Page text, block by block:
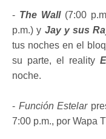
- The Wall(7:00
p.m.) y Jay y sus
tus noches en el
su parte, el reality
noche.
- Función Estelar
7:00 p.m., por Wapa